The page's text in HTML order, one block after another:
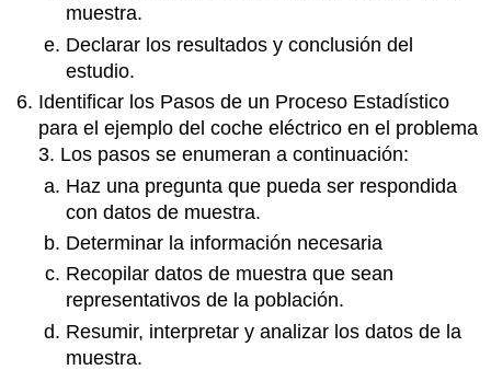
muestra.
Declarar los resultados y conclusión del
estudio.
Identificar los Pasos de un Proceso Estadístico
para el ejemplo del coche eléctrico en el problema
3. Los pasos se enumeran a continuación:
Haz una pregunta que pueda ser respondida
con datos de muestra.
Determinar la información necesaria
Recopilar datos de muestra que sean
representativos de la población.
Resumir, interpretar y analizar los datos de la
muestra.